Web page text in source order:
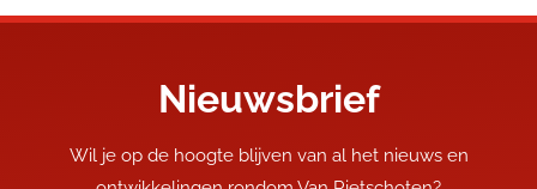
Nieuwsbrief
Wil je op de hoogte blijven van al het nieuws en